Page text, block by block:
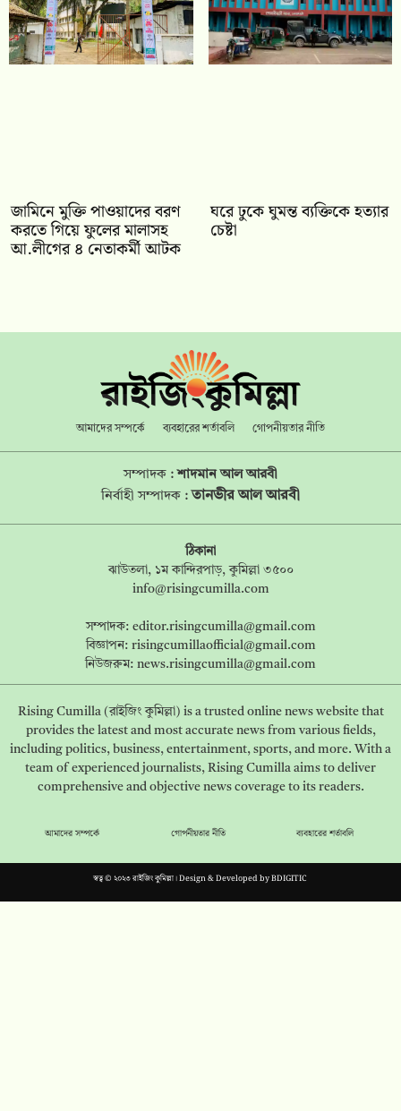
জামিনে মুক্তি পাওয়াদের বরণ
করতে গিয়ে ফুলের মালাসহ
আ.লীগের ৪ নেতাকর্মী আটক
ঘরে ঢুকে ঘুমন্ত ব্যক্তিকে হত্যার
চেষ্টা
আমাদের সম্পর্কে ব্যবহারের শর্তাবলি গোপনীয়তার নীতি
সম্পাদক :শাদমান আল আরবী
নির্বাহী সম্পাদক : তানভীর আল আরবী
ঠিকানা
ঝাউতলা, ১ম কান্দিরপাড়, কুমিল্লা ৩৫০০
info@risingcumilla.com
সম্পাদক: editor.risingcumilla@gmail.com
বিজ্ঞাপন: risingcumillaofficial@gmail.com
নিউজরুম: news.risingcumilla@gmail.com
Rising Cumilla (রাইজিং কুমিল্লা) is a trusted online news website that
provides the latest and most accurate news from various fields,
including politics, business, entertainment, sports, and more. With a
team of experienced journalists, Rising Cumilla aims to deliver
comprehensive and objective news coverage to its readers.
আমাদের সম্পর্কে গোপনীয়তার নীতি ব্যবহারের শর্তাবলি
স্বত্ব © ২০২৩ রাইজিং কুমিল্লা। Design & Developed byBDIGITIC